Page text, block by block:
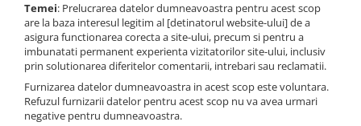
Temei: Prelucrarea datelor dumneavoastra pentru acest scop
are la baza interesul legitim al [detinatorul website-ului] de a
asigura functionarea corecta a site-ului, precum si pentru a
imbunatati permanent experienta vizitatorilor site-ului, inclusiv
prin solutionarea diferitelor comentarii, intrebari sau reclamatii.
Furnizarea datelor dumneavoastra in acest scop este voluntara.
Refuzul furnizarii datelor pentru acest scop nu va avea urmari
negative pentru dumneavoastra.